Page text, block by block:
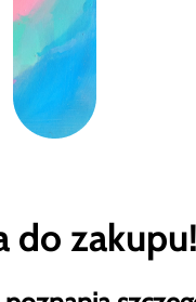
do